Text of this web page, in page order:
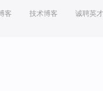
客 技术博客 诚聘英才